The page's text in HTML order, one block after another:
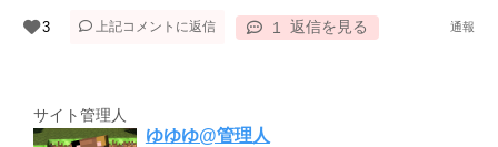
上記コメントに返信 返信を見る
サイト管理人
ゆゆゆ@管理人